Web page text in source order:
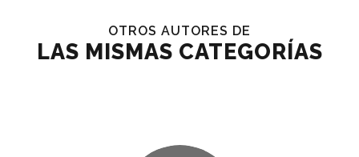
OTROS AUTORES DE
LAS MISMAS CATEGORÍAS